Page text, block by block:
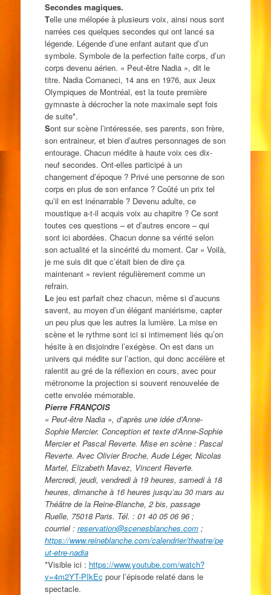
Secondes magiques.
Telle une mélopée à plusieurs voix, ainsi nous sont
narrées ces quelques secondes qui ont lancé sa
légende. Légende d’une enfant autant que d’un
symbole. Symbole de la perfection faite corps, d’un
corps devenu aérien. « Peut-être Nadia », dit le
titre. Nadia Comaneci, 14 ans en 1976, aux Jeux
Olympiques de Montréal, est la toute première
gymnaste à décrocher la note maximale sept fois
de suite*.
Sont sur scène l’intéressée, ses parents, son frère,
son entraineur, et bien d’autres personnages de son
entourage. Chacun médite à haute voix ces dix-
neuf secondes. Ont-elles participé à un
changement d’époque ? Privé une personne de son
corps en plus de son enfance ? Coûté un prix tel
qu’il en est inénarrable ? Devenu adulte, ce
moustique a-t-il acquis voix au chapitre ? Ce sont
toutes ces questions – et d’autres encore – qui
sont ici abordées. Chacun donne sa vérité selon
son actualité et la sincérité du moment. Car « Voilà,
je me suis dit que c’était bien de dire ça
maintenant » revient régulièrement comme un
refrain.
Le jeu est parfait chez chacun, même si d’aucuns
savent, au moyen d’un élégant maniérisme, capter
un peu plus que les autres la lumière. La mise en
scène et le rythme sont ici si intimement liés qu’on
hésite à en disjoindre l’exégèse. On est dans un
univers qui médite sur l’action, qui donc accélère et
ralentit au gré de la réflexion en cours, avec pour
métronome la projection si souvent renouvelée de
cette envolée mémorable.
Pierre FRANÇOIS
« Peut-être Nadia », d’après une idée d’Anne-
Sophie Mercier. Conception et texte d’Anne-Sophie
Mercier et Pascal Reverte. Mise en scène : Pascal
Reverte. Avec Olivier Broche, Aude Léger, Nicolas
Martel, Elizabeth Mavez, Vincent Reverte.
Mercredi, jeudi, vendredi à 19 heures, samedi à 18
heures, dimanche à 16 heures jusqu’au 30 mars au
Théâtre de la Reine-Blanche, 2 bis, passage
Ruelle, 75018 Paris. Tél. : 01 40 05 06 96 ;
courriel : reservation@scenesblanches.com;
https://www.reineblanche.com/calendrier/theatre/pe
ut-etre-nadia
*Visible ici : https://www.youtube.com/watch?
v=4m2YT-PIkEc pour l’épisode relaté dans le
spectacle.